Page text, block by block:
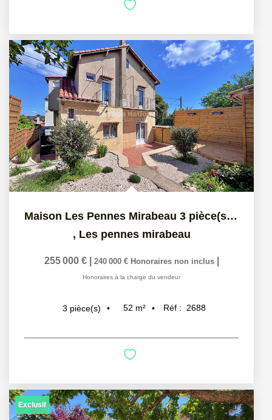
Maison Les Pennes Mirabeau 3 pièce(s) 52 m2
, Les pennes mirabeau
255 000 € 240 000 € Honoraires non inclus
Honoraires à la charge du vendeur
3 pièce(s) 52 m² Réf : 2688
Exclusif